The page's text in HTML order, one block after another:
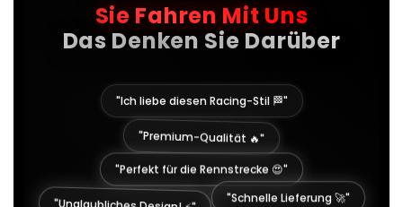
Sie Fahren Mit Uns
Das Denken Sie Darüber
"Ich liebe diesen Racing-Stil 🏁"
"Premium-Qualität 🔥"
"Perfekt für die Rennstrecke 😍"
"Unglaubliches Design! ⚡"